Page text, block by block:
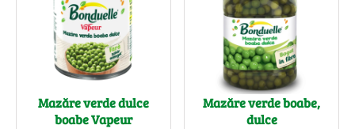
Mazăre verde dulce
boabe Vapeur
Mazăre verde boabe,
dulce